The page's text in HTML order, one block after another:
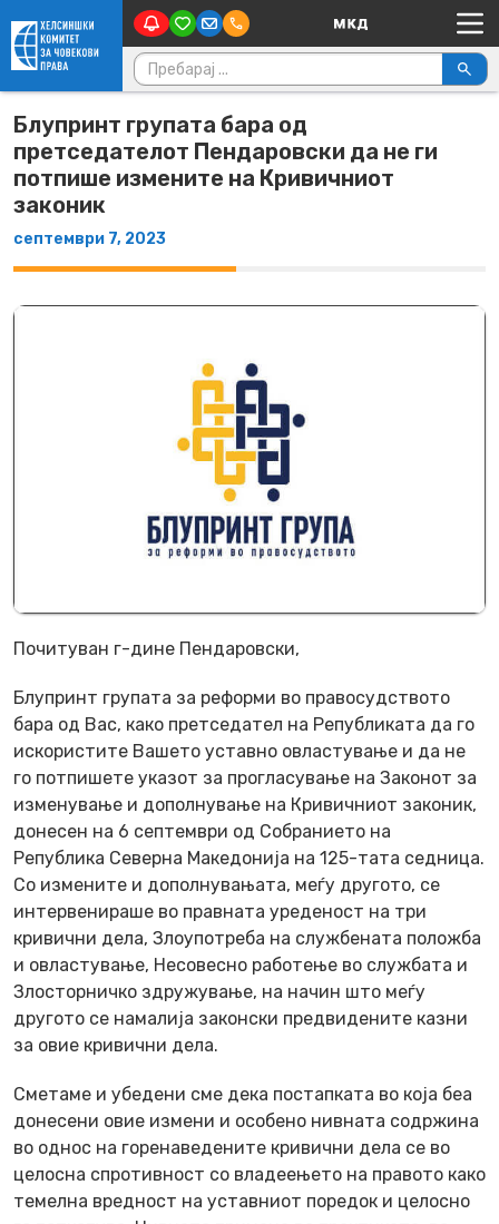
Skip to content Main Navigation
Пребарувај за:
Блупринт групата бара од
претседателот Пендаровски да не ги
потпише измените на Кривичниот
законик
септември 7, 2023
Почитуван г-дине Пендаровски,
Блупринт групата за реформи во правосудството
бара од Вас, како претседател на Републиката да го
искористите Вашето уставно овластување и да не
го потпишете указот за прогласување на Законот за
изменување и дополнување на Кривичниот законик,
донесен на 6 септември од Собранието на
Република Северна Македонија на 125-тата седница.
Со измените и дополнувањата, меѓу другото, се
интервенираше во правната уреденост на три
кривични дела, Злоупотреба на службената положба
и овластување, Несовесно работење во службата и
Злосторничко здружување, на начин што меѓу
другото се намалија законски предвидените казни
за овие кривични дела.
Сметаме и убедени сме дека постапката во која беа
донесени овие измени и особено нивната содржина
во однос на горенаведените кривични дела се во
целосна спротивност со владеењето на правото како
темелна вредност на уставниот поредок и целосно